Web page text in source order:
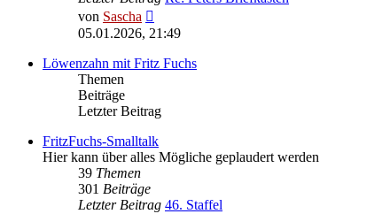
von Sascha
Beitrag
05.01.2026, 21:49
Löwenzahn mit Fritz Fuchs
Themen
Beiträge
Letzter Beitrag
FritzFuchs-Smalltalk
Hier kann über alles Mögliche geplaudert werden
39 Themen
301 Beiträge
Letzter Beitrag 46. Staffel